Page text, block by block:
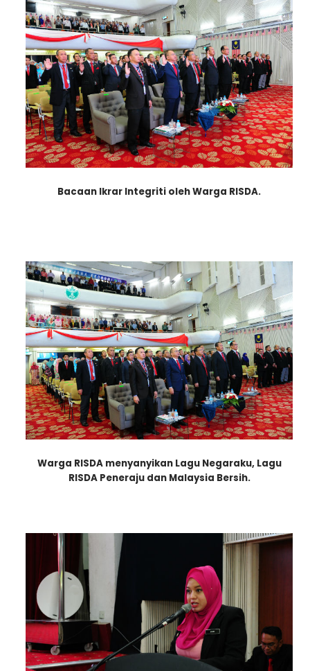
Bacaan Ikrar Integriti oleh Warga RISDA.
Warga RISDA menyanyikan Lagu Negaraku, Lagu
RISDA Peneraju dan Malaysia Bersih.